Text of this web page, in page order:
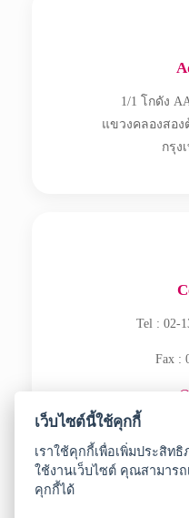
1/1 โกดัง
แขวงคลองสอ
กรุง
Tel : 02-
Fax :
เว็บไซต์นี้ใช้คุกกี้
เราใช้คุกกี้เพื่อเพิ่มประสิท
ใช้งานเว็บไซต์ คุณสามาร
คุกกี้ได้